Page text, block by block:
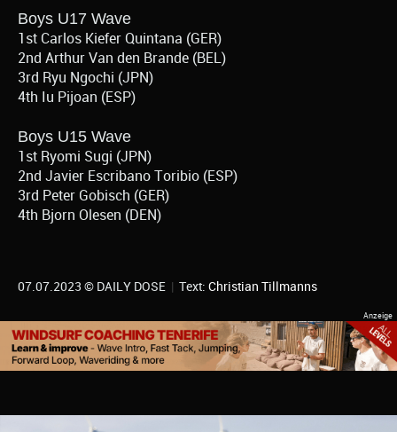
Boys U17 Wave
1st Carlos Kiefer Quintana (GER)
2nd Arthur Van den Brande (BEL)
3rd Ryu Ngochi (JPN)
4th Iu Pijoan (ESP)
Boys U15 Wave
1st Ryomi Sugi (JPN)
2nd Javier Escribano Toribio (ESP)
3rd Peter Gobisch (GER)
4th Bjorn Olesen (DEN)
07.07.2023 © DAILY DOSE | Text: Christian Tillmanns